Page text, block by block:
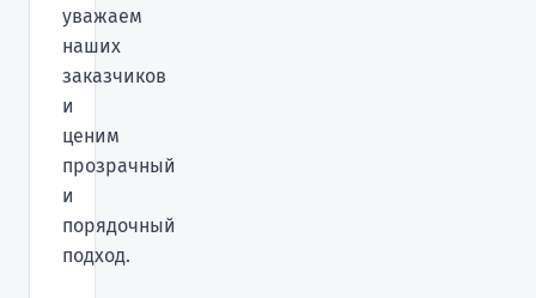
уважаем
наших
заказчиков
и
ценим
прозрачный
и
порядочный
подход.